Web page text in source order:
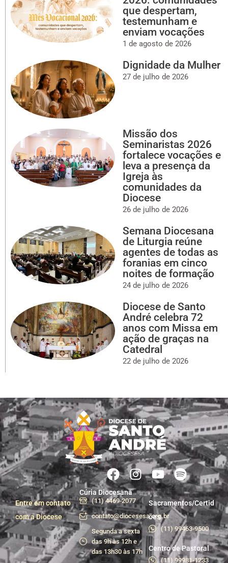
que despertam,
testemunham e
enviam vocações
1 de agosto de 2026
Dignidade da Mulher
27 de julho de 2026
Missão dos
Seminaristas 2026
fortalece vocações e
leva a presença da
Igreja às
comunidades da
Diocese
26 de julho de 2026
Semana Diocesana
de Liturgia reúne
agentes de todas as
foranias em cinco
noites de formação
24 de julho de 2026
Diocese de Santo
André celebra 72
anos com Missa em
ação de graças na
Catedral
22 de julho de 2026
Entre em contato
com a Diocese
Cúria Diocesana
(11) 4469-2077
contato@diocesesa.org.br
Segunda a sexta
das 9h às 12h e
das 13h30 às 17h
Sacramentos/Certid
ões
(11) 99463-9500
Centro de Pastoral
(11) 99981-1233